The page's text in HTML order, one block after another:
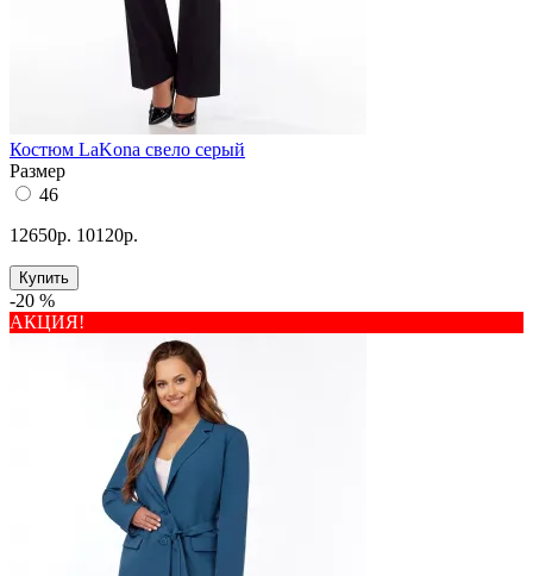
Костюм LaKona свело серый
Размер
46
12650р. 10120р.
Купить
-20 %
АКЦИЯ!